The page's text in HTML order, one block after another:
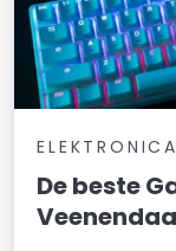
De beste